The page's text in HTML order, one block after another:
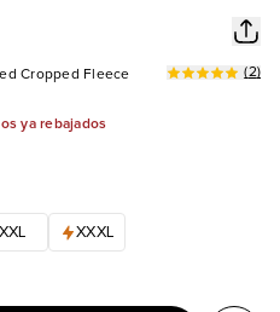
Cropped Fleece (2)
ya rebajados
XXL XXXL